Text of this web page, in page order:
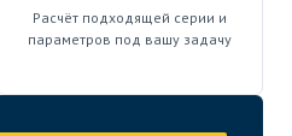
Расчёт подходящей серии и
параметров под вашу задачу